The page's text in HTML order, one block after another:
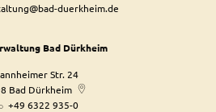
duerkheim.de
Bad Dürkheim
Str. 24
Bad Dürkheim
+49 6322 935-0